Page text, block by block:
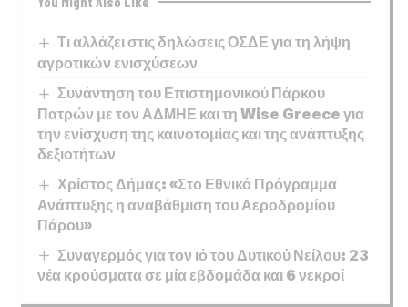
Τι αλλάζει στις δηλώσεις ΟΣΔΕ για τη λήψη
αγροτικών ενισχύσεων
Συνάντηση του Επιστημονικού Πάρκου
Πατρών με τον ΑΔΜΗΕ και τη Wise Greece για
την ενίσχυση της καινοτομίας και της ανάπτυξης
δεξιοτήτων
Χρίστος Δήμας: «Στο Εθνικό Πρόγραμμα
Ανάπτυξης η αναβάθμιση του Αεροδρομίου
Πάρου»
Συναγερμός για τον ιό του Δυτικού Νείλου: 23
νέα κρούσματα σε μία εβδομάδα και 6 νεκροί